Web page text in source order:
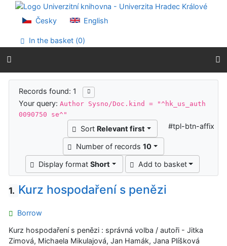
Go to content
Go to menu
Accessibility declaration
Česky English
In the basket (0)
Search results
Records found: 1
Your query:Author Sysno/Doc.kind = "^hk_us_auth
0090750 se^"
Sort Relevant first
Number of records 10
Display formatShort Add to basket
#tpl-btn-affix
1. Kurz hospodaření s penězi
Borrow
Kurz hospodaření s penězi : správná volba / autoři - Jitka
Zimová, Michaela Mikulajová, Jan Hamák, Jana Plíšková